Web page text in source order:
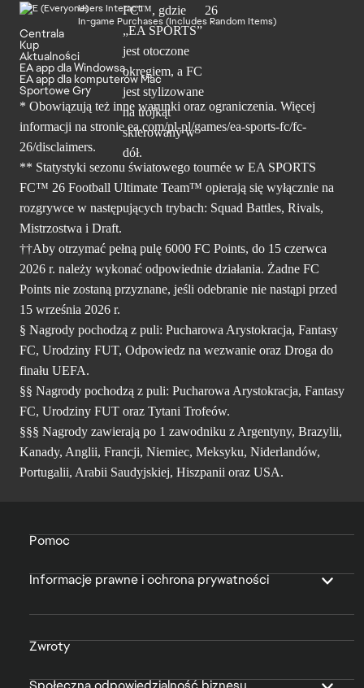
Users Interact
In-game Purchases (Includes Random Items)
Centrala
Kup
Aktualności
EA app dla Windowsa
EA app dla komputerów Mac
Sportowe Gry
* Obowiązują też inne warunki oraz ograniczenia. Więcej
informacji na stronie ea.com/pl-pl/games/ea-sports-fc/fc-
26/disclaimers.
** Statystyki sezonu światowego tournée w EA SPORTS
FC™ 26 Football Ultimate Team™ opierają się wyłącznie na
rozgrywce w następujących trybach: Squad Battles, Rivals,
Mistrzostwa i Draft.
††Aby otrzymać pełną pulę 6000 FC Points, do 15 czerwca
2026 r. należy wykonać odpowiednie działania. Żadne FC
Points nie zostaną przyznane, jeśli odebranie nie nastąpi przed
15 września 2026 r.
§ Nagrody pochodzą z puli: Pucharowa Arystokracja, Fantasy
FC, Urodziny FUT, Odpowiedz na wezwanie oraz Droga do
finału UEFA.
§§ Nagrody pochodzą z puli: Pucharowa Arystokracja, Fantasy
FC, Urodziny FUT oraz Tytani Trofeów.
§§§ Nagrody zawierają po 1 zawodniku z Argentyny, Brazylii,
Kanady, Anglii, Francji, Niemiec, Meksyku, Niderlandów,
Portugalii, Arabii Saudyjskiej, Hiszpanii oraz USA.
Pomoc
Informacje prawne i ochrona prywatności
Zwroty